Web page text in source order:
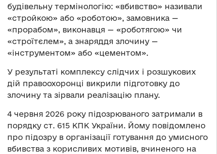
будівельну термінологію: «вбивство» називали
«стройкою» або «роботою», замовника —
«прорабом», виконавця — «роботягою» чи
«строїтєлем», а знаряддя злочину —
«інструментом» або «цементом».
У результаті комплексу слідчих і розшукових
дій правоохоронці викрили підготовку до
злочину та зірвали реалізацію плану.
4 червня 2026 року підозрюваного затримали в
порядку ст. 615 КПК України. Йому повідомлено
про підозру в організації готування до умисного
вбивства з корисливих мотивів, вчиненого на